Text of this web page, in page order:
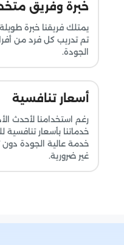
خبرة وفريق
يمتلك فريقنا خبرة
تم تدريب كل فرد من
الجودة.
أسعار تنافسية
رغم استخدامنا لأحدث
خدماتنا بأسعار
خدمة عالية الجودة
غير ضرورية.